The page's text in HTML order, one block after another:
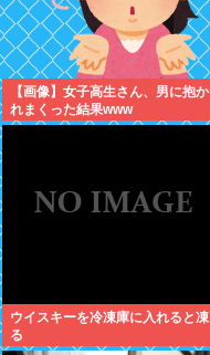
【画像】女子高生さん、男に抱か
れまくった結果www
ウイスキーを冷凍庫に入れると凍
る